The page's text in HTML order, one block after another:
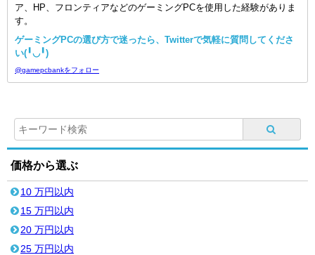
ア、HP、フロンティアなどのゲーミングPCを使用した経験がありま
す。
ゲーミングPCの選び方で迷ったら、Twitterで気軽に質問してくださ
い(╹◡╹)
@gamepcbankをフォロー
価格から選ぶ
10 万円以内
15 万円以内
20 万円以内
25 万円以内